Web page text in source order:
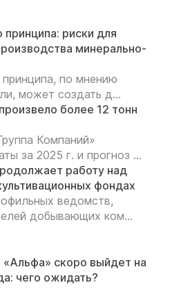
риски для
минерально-
по мнению
может создать д...
более 12 тонн
Компаний»
за 2025 г. и прогноз ...
работу над
фондах
ведомств,
добывающих ком...
«Альфа» скоро выйдет на
чего ожидать?